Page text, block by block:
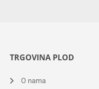
TRGOVINA PLOD
O nama